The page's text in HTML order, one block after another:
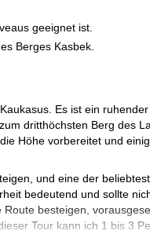
geeignet ist.
Berges Kasbek.
Es ist ein
dritthöchsten Berg des
Höhe vorbereitet und
und eine der
bedeutend und sollte
besteigen,
Tour kann ich 1 bis 3